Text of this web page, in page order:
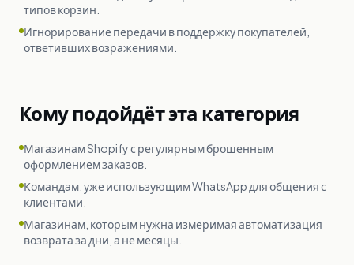
типов корзин.
Игнорирование передачи в поддержку покупателей,
ответивших возражениями.
Кому подойдёт эта категория
Магазинам Shopify с регулярным брошенным
оформлением заказов.
Командам, уже использующим WhatsApp для общения с
клиентами.
Магазинам, которым нужна измеримая автоматизация
возврата за дни, а не месяцы.